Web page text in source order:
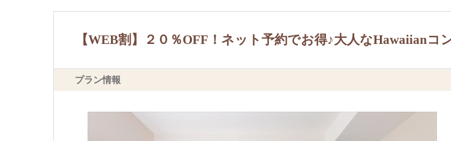
【WEB割】２０％OFF！ネット予約でお得♪大人なHawaiianコ
プラン情報